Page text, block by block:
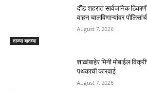
ताज्या बातम्या
दौंड शहरात सार्वजनिक
वाहन चालविणाऱ्यांवर
August 7, 2026
शाळांबाहेर मिनी मोबाईल
पथकाची कारवाई
August 7, 2026